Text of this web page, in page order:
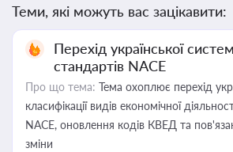
Теми, які можуть вас зацікавити:
Перехід української
стандартів NACE
Про що тема: Тема охоплює перехід
класифікації видів економічної
NACE, оновлення кодів КВЕД та
зміни